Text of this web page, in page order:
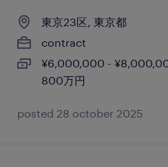
東京23区, 東京都
contract
¥6,000,000 -
800万円
posted 28 october 2025